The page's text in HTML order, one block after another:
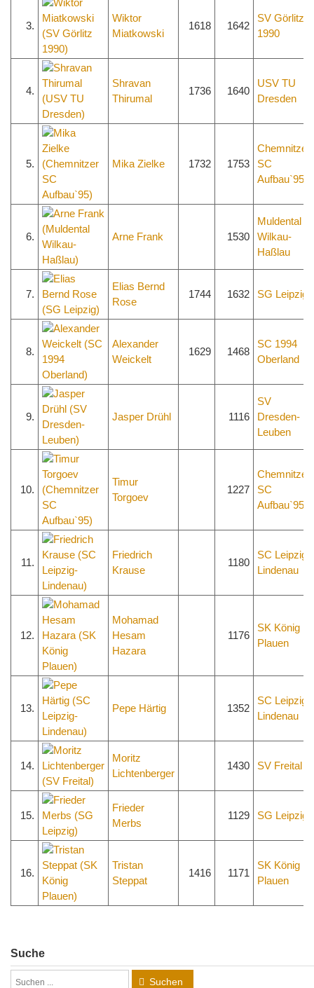
3.
Wiktor
Miatkowski
1618 1642
SV Görlitz
1990
4.
Shravan
Thirumal
1736 1640
USV TU
Dresden
5. Mika Zielke 1732 1753
Chemnitzer
SC
Aufbau`95
6. Arne Frank 1530
Muldental
Wilkau-
Haßlau
7.
Elias Bernd
Rose
1744 1632 SG Leipzig
8.
Alexander
Weickelt
1629 1468
SC 1994
Oberland
9. Jasper Drühl 1116
SV
Dresden-
Leuben
10.
Timur
Torgoev
1227
Chemnitzer
SC
Aufbau`95
11.
Friedrich
Krause
1180
SC Leipzig-
Lindenau
12.
Mohamad
Hesam
Hazara
1176
SK König
Plauen
13. Pepe Härtig 1352
SC Leipzig-
Lindenau
14.
Moritz
Lichtenberger
1430 SV Freital
15.
Frieder
Merbs
1129 SG Leipzig
16.
Tristan
Steppat
1416 1171
SK König
Plauen
Suche
Suchen